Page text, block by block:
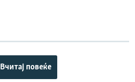
Вчитај повеќе